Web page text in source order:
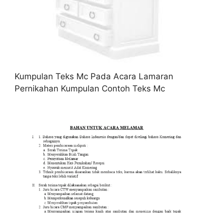
Kumpulan Teks Mc Pada Acara Lamaran
Pernikahan Kumpulan Contoh Teks Mc